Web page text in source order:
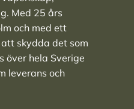
Med 25 års
och med ett
skydda det som
över hela Sverige
leverans och